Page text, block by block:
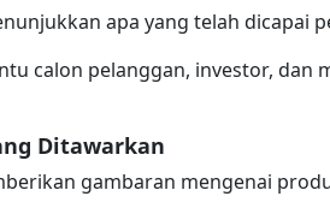
apa yang telah dicapai
calon pelanggan, investor,
Ditawarkan
gambaran mengenai